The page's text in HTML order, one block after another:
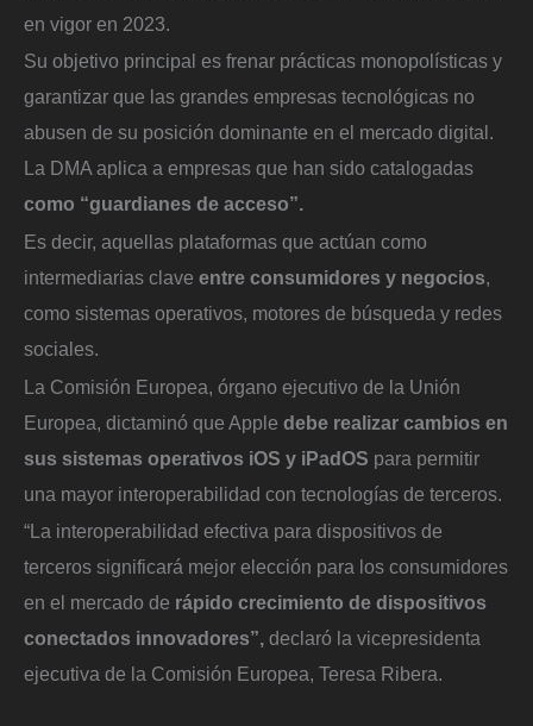
en vigor en 2023.
Su objetivo principal es frenar prácticas monopolísticas y
garantizar que las grandes empresas tecnológicas no
abusen de su posición dominante en el mercado digital.
La DMA aplica a empresas que han sido catalogadas
como “guardianes de acceso”.
Es decir, aquellas plataformas que actúan como
intermediarias clave entre consumidores y negocios,
como sistemas operativos, motores de búsqueda y redes
sociales.
La Comisión Europea, órgano ejecutivo de la Unión
Europea, dictaminó que Apple debe realizar cambios en
sus sistemas operativos iOS y iPadOS para permitir
una mayor interoperabilidad con tecnologías de terceros.
“La interoperabilidad efectiva para dispositivos de
terceros significará mejor elección para los consumidores
en el mercado de rápido crecimiento de dispositivos
conectados innovadores”, declaró la vicepresidenta
ejecutiva de la Comisión Europea, Teresa Ribera.